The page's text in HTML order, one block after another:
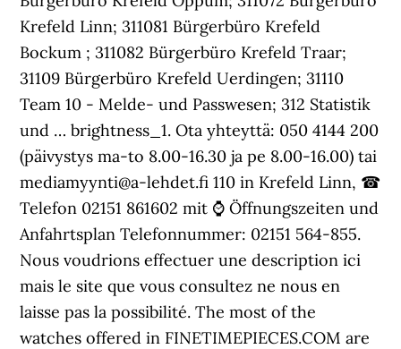
Krefeld Linn; 311081 Bürgerbüro Krefeld
Bockum ; 311082 Bürgerbüro Krefeld Traar;
31109 Bürgerbüro Krefeld Uerdingen; 31110
Team 10 - Melde- und Passwesen; 312 Statistik
und … brightness_1. Ota yhteyttä: 050 4144 200
(päivystys ma-to 8.00-16.30 ja pe 8.00-16.00) tai
mediamyynti@a-lehdet.fi 110 in Krefeld Linn, ☎
Telefon 02151 861602 mit ⌚ Öffnungszeiten und
Anfahrtsplan Telefonnummer: 02151 564-855.
Nous voudrions effectuer une description ici
mais le site que vous consultez ne nous en
laisse pas la possibilité. The most of the
watches offered in FINETIMEPIECES.COM are